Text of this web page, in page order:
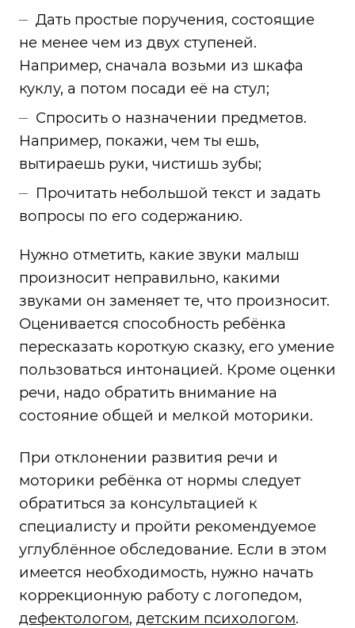
Дать простые поручения, состоящие
не менее чем из двух ступеней.
Например, сначала возьми из шкафа
куклу, а потом посади её на стул;
Спросить о назначении предметов.
Например, покажи, чем ты ешь,
вытираешь руки, чистишь зубы;
Прочитать небольшой текст и задать
вопросы по его содержанию.
Нужно отметить, какие звуки малыш
произносит неправильно, какими
звуками он заменяет те, что произносит.
Оценивается способность ребёнка
пересказать короткую сказку, его умение
пользоваться интонацией. Кроме оценки
речи, надо обратить внимание на
состояние общей и мелкой моторики.
При отклонении развития речи и
моторики ребёнка от нормы следует
обратиться за консультацией к
специалисту и пройти рекомендуемое
углублённое обследование. Если в этом
имеется необходимость, нужно начать
коррекционную работу с логопедом,
дефектологом, детским психологом.